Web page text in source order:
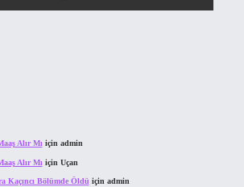
Alır Mı için admin
Alır Mı için Uçan
Kaçıncı Bölümde Öldü için admin